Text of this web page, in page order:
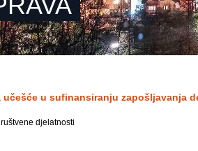
učešće u sufinansiranju
djelatnosti